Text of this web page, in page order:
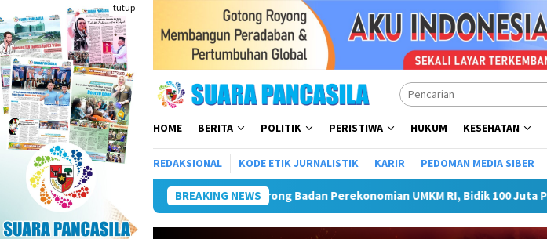
ke
konten
tutup
HOME BERITA POLITIK PERISTIWA HUKUM KESEHATAN
REDAKSIONAL KODE ETIK JURNALISTIK KARIR PEDOMAN MEDIA SIBER
BREAKING NEWS
APKLI-P Dorong Badan Perekonomian UMKM RI, Bidik 100 Juta Pelaku Usaha Unggul 2030